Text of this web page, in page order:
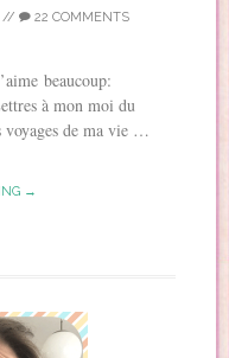
22 COMMENTS
beaucoup:
à mon moi du
de ma vie …
→